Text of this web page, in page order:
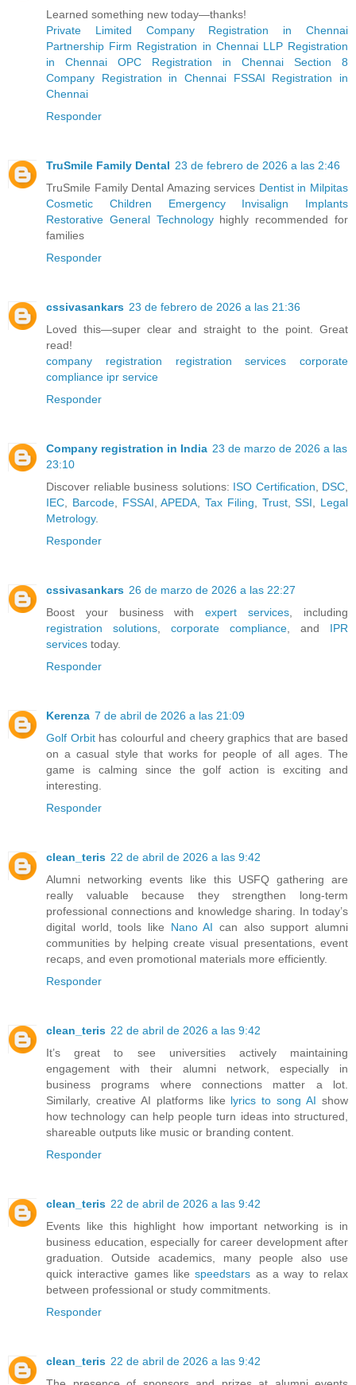
Learned something new today—thanks!
Private Limited Company Registration in Chennai
Partnership Firm Registration in Chennai LLP Registration
in Chennai
OPC Registration in Chennai
Section 8
Company Registration in Chennai
FSSAI Registration in
Chennai
Responder
TruSmile Family Dental 23 de febrero de 2026 a las 2:46
TruSmile Family Dental Amazing services Dentist in Milpitas
Cosmetic
Children Emergency Invisalign
Implants
Restorative General Technologyhighly recommended for
families
Responder
cssivasankars 23 de febrero de 2026 a las 21:36
Loved this—super clear and straight to the point. Great
read!
company registration registration services corporate
compliance ipr service
Responder
Company registration in India 23 de marzo de 2026 a las
23:10
Discover reliable business solutions: ISO Certification DSC
IEC
Barcode, FSSAI ,APEDA Tax Filing Trust,SSI
Legal
Metrology.
Responder
cssivasankars 26 de marzo de 2026 a las 22:27
Boost your business withexpert services , including
registration solutions
corporate compliance , and IPR
services today.
Responder
Kerenza 7 de abril de 2026 a las 21:09
Golf Orbithas colourful and cheery graphics that are based
on a casual style that works for people of all ages. The
game is calming since the golf action is exciting and
interesting.
Responder
clean_teris 22 de abril de 2026 a las 9:42
Alumni networking events like this USFQ gathering are
really valuable because they strengthen long-term
professional connections and knowledge sharing. In today’s
digital world, tools like Nano AI can also support alumni
communities by helping create visual presentations, event
recaps, and even promotional materials more efficiently.
Responder
clean_teris 22 de abril de 2026 a las 9:42
It’s great to see universities actively maintaining
engagement with their alumni network, especially in
business programs where connections matter a lot.
Similarly, creative AI platforms like lyrics to song AI show
how technology can help people turn ideas into structured,
shareable outputs like music or branding content.
Responder
clean_teris 22 de abril de 2026 a las 9:42
Events like this highlight how important networking is in
business education, especially for career development after
graduation. Outside academics, many people also use
quick interactive games likespeedstars as a way to relax
between professional or study commitments.
Responder
clean_teris 22 de abril de 2026 a las 9:42